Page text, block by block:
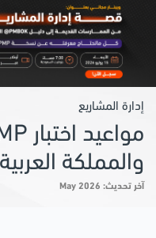
إدارة المشاريع
والمملكة
آخر تحديث: May 2026